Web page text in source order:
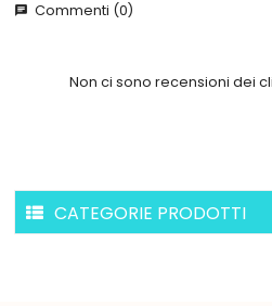
chat Commenti (0)
Non ci sono recensioni dei
CATEGORIE PRODOTTI